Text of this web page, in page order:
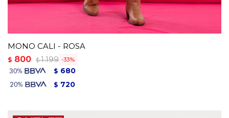
MONO CALI - ROSA
$ 800 $ 1.199 33
$ 680
$ 720